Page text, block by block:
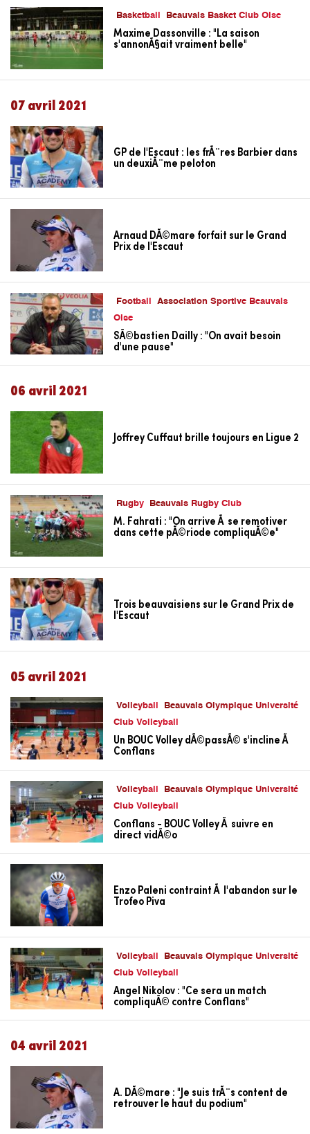
Basketball Beauvais Basket Club Oise
Maxime Dassonville : "La saison
s'annonÃ§ait vraiment belle"
07 avril 2021
GP de l'Escaut : les frÃ¨res Barbier dans
un deuxiÃ¨me peloton
Arnaud DÃ©mare forfait sur le Grand
Prix de l'Escaut
Football
Association Sportive Beauvais
Oise
SÃ©bastien Dailly : "On avait besoin
d'une pause"
06 avril 2021
Joffrey Cuffaut brille toujours en Ligue 2
Rugby Beauvais Rugby Club
M. Fahrati : "On arrive Ã se remotiver
dans cette pÃ©riode compliquÃ©e"
Trois beauvaisiens sur le Grand Prix de
l'Escaut
05 avril 2021
Volleyball
Beauvais Olympique Université
Club Volleyball
Un BOUC Volley dÃ©passÃ© s'incline Ã
Conflans
Volleyball
Beauvais Olympique Université
Club Volleyball
Conflans - BOUC Volley Ã suivre en
direct vidÃ©o
Enzo Paleni contraint Ã l'abandon sur le
Trofeo Piva
Volleyball
Beauvais Olympique Université
Club Volleyball
Angel Nikolov : "Ce sera un match
compliquÃ© contre Conflans"
04 avril 2021
A. DÃ©mare : "Je suis trÃ¨s content de
retrouver le haut du podium"